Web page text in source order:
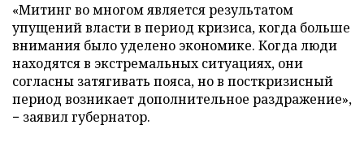
«Митинг во многом является результатом
упущений власти в период кризиса, когда больше
внимания было уделено экономике. Когда люди
находятся в экстремальных ситуациях, они
согласны затягивать пояса, но в посткризисный
период возникает дополнительное раздражение»,
− заявил губернатор.